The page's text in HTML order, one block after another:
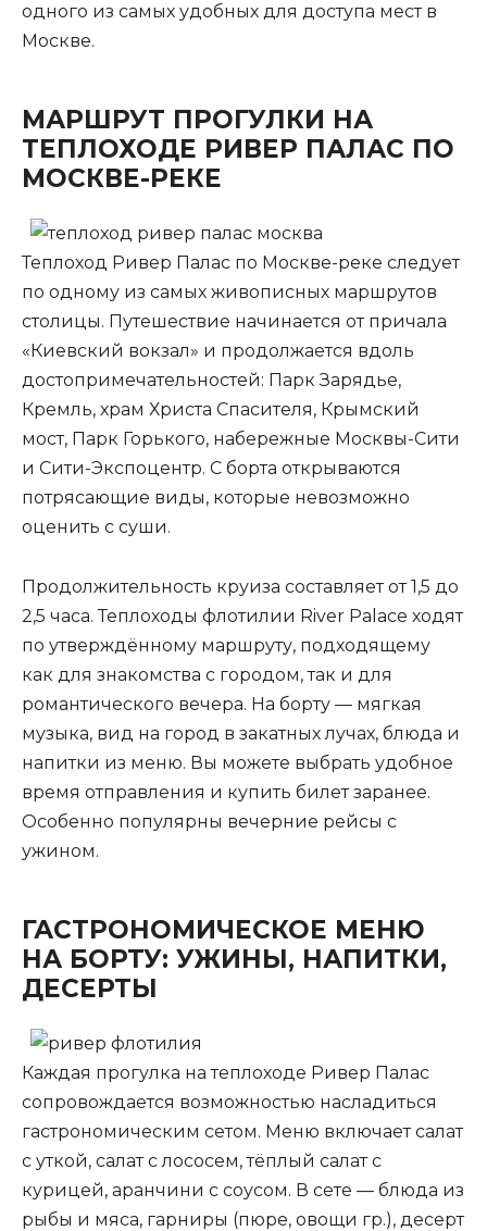
одного из самых удобных для доступа мест в
Москве.
МАРШРУТ ПРОГУЛКИ НА
ТЕПЛОХОДЕ РИВЕР ПАЛАС ПО
МОСКВЕ-РЕКЕ
Теплоход Ривер Палас по Москве-реке следует
по одному из самых живописных маршрутов
столицы. Путешествие начинается от причала
«Киевский вокзал» и продолжается вдоль
достопримечательностей: Парк Зарядье,
Кремль, храм Христа Спасителя, Крымский
мост, Парк Горького, набережные Москвы-Сити
и Сити-Экспоцентр. С борта открываются
потрясающие виды, которые невозможно
оценить с суши.
Продолжительность круиза составляет от 1,5 до
2,5 часа. Теплоходы флотилии River Palace ходят
по утверждённому маршруту, подходящему
как для знакомства с городом, так и для
романтического вечера. На борту — мягкая
музыка, вид на город в закатных лучах, блюда и
напитки из меню. Вы можете выбрать удобное
время отправления и купить билет заранее.
Особенно популярны вечерние рейсы с
ужином.
ГАСТРОНОМИЧЕСКОЕ МЕНЮ
НА БОРТУ: УЖИНЫ, НАПИТКИ,
ДЕСЕРТЫ
Каждая прогулка на теплоходе Ривер Палас
сопровождается возможностью насладиться
гастрономическим сетом. Меню включает салат
с уткой, салат с лососем, тёплый салат с
курицей, аранчини с соусом. В сете — блюда из
рыбы и мяса, гарниры (пюре, овощи гр.), десерт